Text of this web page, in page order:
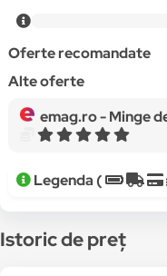
Oferte recomandate
Alte oferte
emag.ro -Minge de viteza, Adidas, negru, piele
Legenda (
Istoric de preț